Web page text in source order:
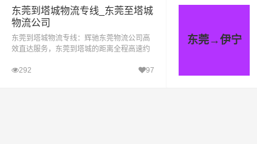
东莞到塔城物流专线_东莞至塔城
物流公司
东莞到塔城物流专线：辉驰东莞物流公司高
效直达服务，东莞到塔城的距离全程高速约
情况下大约耗时50.5小时到达目的地。辉驰
292 97
东莞→伊宁